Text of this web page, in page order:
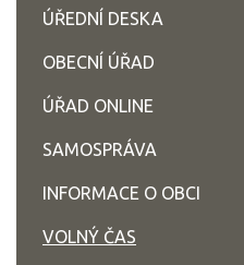
ÚŘEDNÍ DESKA
OBECNÍ ÚŘAD
ÚŘAD ONLINE
SAMOSPRÁVA
INFORMACE O OBCI
VOLNÝ ČAS